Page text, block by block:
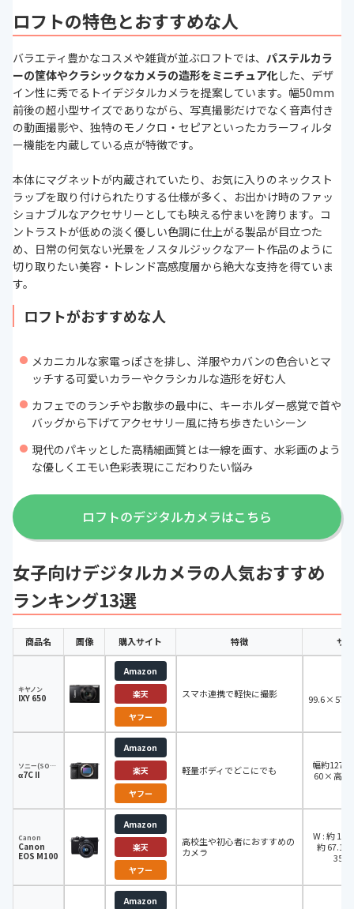
ロフトの特色とおすすめな人
バラエティ豊かなコスメや雑貨が並ぶロフトでは、 パステルカラ
ーの筐体やクラシックなカメラの造形をミニチュア化した、デザ
イン性に秀でるトイデジタルカメラを提案しています。幅50mm
前後の超小型サイズでありながら、写真撮影だけでなく音声付き
の動画撮影や、独特のモノクロ・セピアといったカラーフィルタ
ー機能を内蔵している点が特徴です。
本体にマグネットが内蔵されていたり、お気に入りのネックスト
ラップを取り付けられたりする仕様が多く、お出かけ時のファッ
ショナブルなアクセサリーとしても映える佇まいを誇ります。コ
ントラストが低めの淡く優しい色調に仕上がる製品が目立つた
め、日常の何気ない光景をノスタルジックなアート作品のように
切り取りたい美容・トレンド高感度層から絶大な支持を得ていま
す。
ロフトがおすすめな人
メカニカルな家電っぽさを排し、洋服やカバンの色合いとマ
ッチする可愛いカラーやクラシカルな造形を好む人
カフェでのランチやお散歩の最中に、キーホルダー感覚で首や
バッグから下げてアクセサリー風に持ち歩きたいシーン
現代のパキッとした高精細画質とは一線を画す、水彩画のよう
な優しくエモい色彩表現にこだわりたい悩み
ロフトのデジタルカメラはこちら
女子向けデジタルカメラの人気おすすめ
ランキング13選
商品名 画像 購入サイト 特徴 サ
キヤノン
IXY 650
Amazon
楽天
ヤフー
スマホ連携で軽快に撮影
99.6 ×
ソニー(SONY)
α7C II
Amazon
楽天
ヤフー
軽量ボディでどこにでも
幅約127
60 × 高さ
Canon
Canon
EOS M100
Amazon
楽天
ヤフー
高校生や初心者におすすめの
カメラ
W : 約
約 67.1
35.1
Amazon